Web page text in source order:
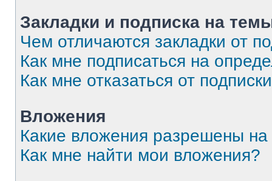
Закладки и подписка на
Чем отличаются закладки от
Как мне подписаться на
Как мне отказаться от
Вложения
Какие вложения разрешены
Как мне найти мои вложения?